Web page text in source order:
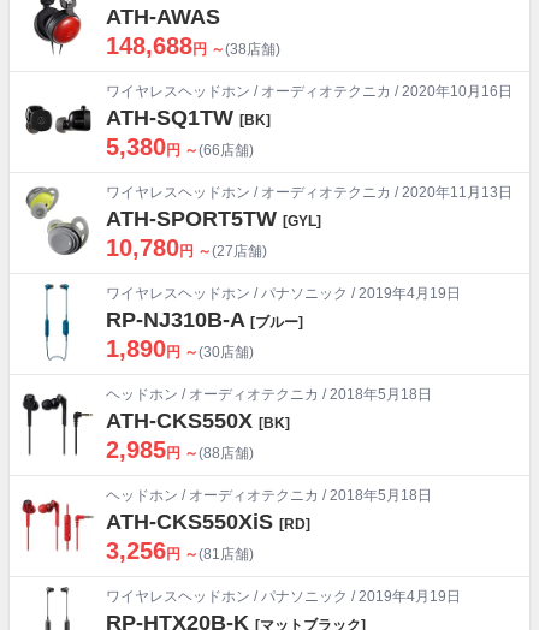
ATH-AWAS
148,688円 ～(38店舗)
ワイヤレスヘッドホン / オーディオテクニカ / 2020年10月16日
ATH-SQ1TW [BK]
5,380円 ～(66店舗)
ワイヤレスヘッドホン / オーディオテクニカ / 2020年11月13日
ATH-SPORT5TW [GYL]
10,780円 ～(27店舗)
ワイヤレスヘッドホン /パナソニック / 2019年4月19日
RP-NJ310B-A [ブルー]
1,890円 ～(30店舗)
ヘッドホン / オーディオテクニカ / 2018年5月18日
ATH-CKS550X [BK]
2,985円 ～(88店舗)
ヘッドホン / オーディオテクニカ / 2018年5月18日
ATH-CKS550XiS [RD]
3,256円 ～(81店舗)
ワイヤレスヘッドホン /パナソニック / 2019年4月19日
RP-HTX20B-K [マットブラック]